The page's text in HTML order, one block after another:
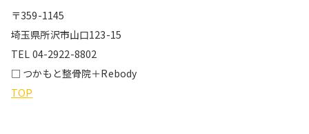
〒359-1145
埼玉県所沢市山口123-15
TEL 04-2922-8802
□ つかもと整骨院＋Rebody
TOP